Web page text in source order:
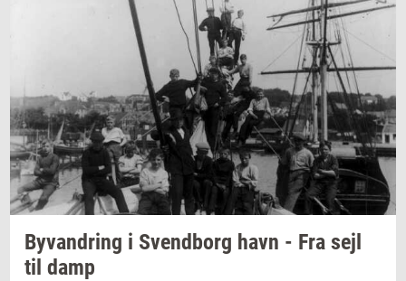
Byvan­dring i Svend­borg havn - Fra sejl
til damp